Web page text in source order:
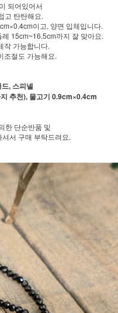
되어있어서
고 탄탄해요.
이고, 양면 입체입니다.
15cm~16.5cm까지 잘 맞아요.
작 가능합니다.
조절도 가능해요.
, 스피넬
추천), 물고기 0.9cm×0.4cm
한 단순반품 및
서 구매 부탁드려요.